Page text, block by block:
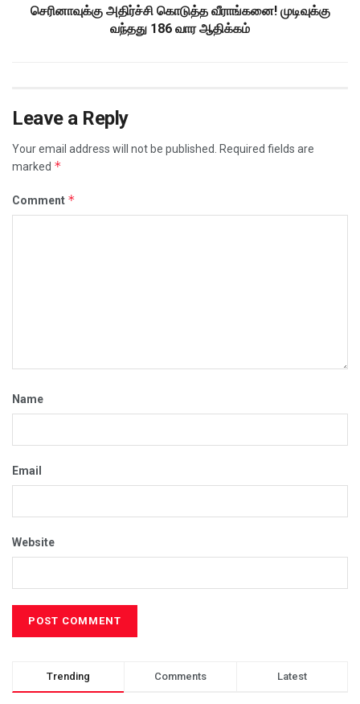
செரினாவுக்கு அதிர்ச்சி கொடுத்த வீராங்கனை! முடிவுக்கு
வந்தது 186 வார ஆதிக்கம்
Leave a Reply
Your email address will not be published.
Required fields are
marked *
Comment *
Name
Email
Website
Trending Comments Latest